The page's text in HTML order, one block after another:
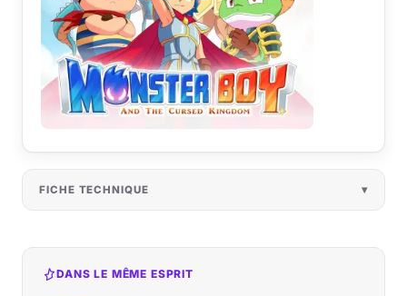
FICHE TECHNIQUE
DANS LE MÊME ESPRIT